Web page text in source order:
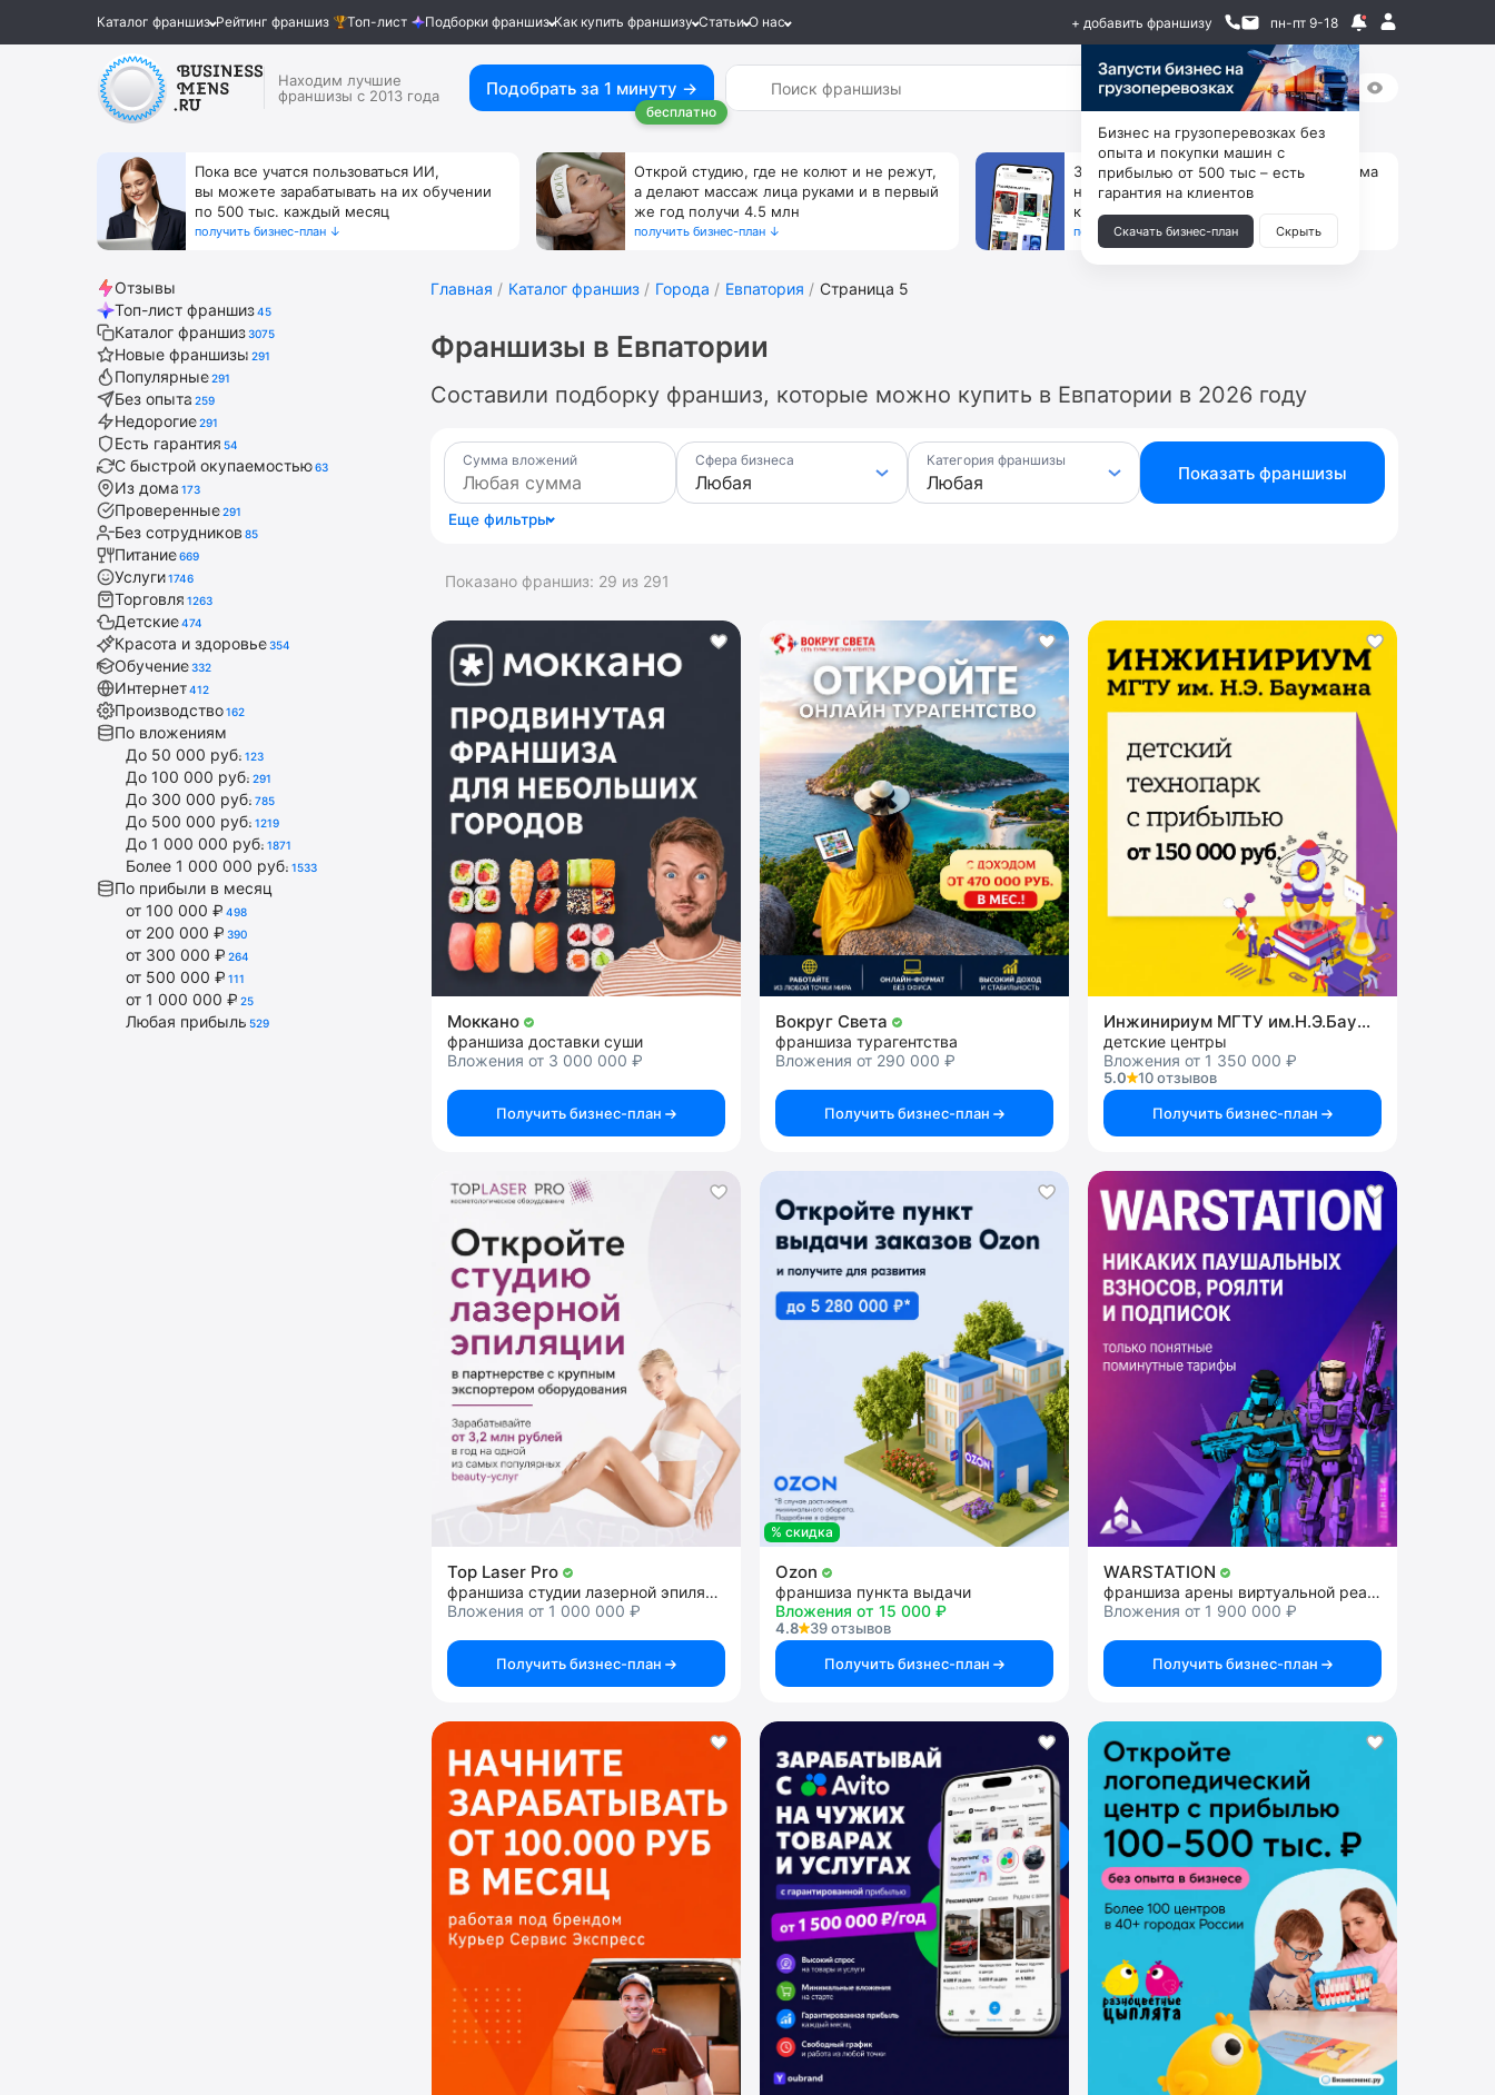
Каталог франшиз Рейтинг франшиз Топ-лист Подборки франшиз Как купить франшизу Статьи О нас + добавить франшизу пн-пт 9-18
Находим лучшие
франшизы с 2013 года
Подобрать за 1 минуту →
бесплатно
Пока все учатся пользоваться ИИ,
вы можете зарабатывать на их обучении
по 500 тыс. каждый месяц
получить бизнес-план ↓
Открой студию, где не колют и не режут,
а делают массаж лица руками и в первый
же год получи 4.5 млн
получить бизнес-план ↓
За 90 тыс. открой магазин на Авито, дома
ни коробок, ни товара, ни склада, зато
каждый месяц +125 тыс. чистыми
получить бизнес-план ↓
Отзывы
Топ-лист франшиз45
Каталог франшиз3075
Новые франшизы 291
Популярные291
Без опыта 259
Недорогие291
Есть гарантия 54
С быстрой окупаемостью63
Из дома 173
Проверенные291
Без сотрудников 85
Питание669
Услуги1746
Торговля 1263
Детские474
Красота и здоровье354
Обучение332
Интернет412
Производство162
По вложениям
До 50 000 руб. 123
До 100 000 руб. 291
До 300 000 руб. 785
До 500 000 руб. 1219
До 1 000 000 руб. 1871
Более 1 000 000 руб. 1533
По прибыли в месяц
от 100 000 ₽ 498
от 200 000 ₽ 390
от 300 000 ₽ 264
от 500 000 ₽ 111
от 1 000 000 ₽ 25
Любая прибыль 529
Главная Каталог франшиз Города Евпатория Страница 5
Франшизы в Евпатории
Составили подборку франшиз, которые можно купить в Евпатории в 2026 году
Сумма вложений Сфера бизнеса Категория франшизы
Показать франшизы
Еще фильтры
Показано франшиз: 29 из 291
Моккано
франшиза доставки суши
Вложения от 3 000 000 ₽
Получить бизнес-план
Вокруг Света
франшиза турагентства
Вложения от 290 000 ₽
Получить бизнес-план
Инжинириум МГТУ им.Н.Э.Баумана
детские центры
Вложения от 1 350 000 ₽
5.0
10 отзывов
Получить бизнес-план
Top Laser Pro
франшиза студии лазерной эпиляции
Вложения от 1 000 000 ₽
Получить бизнес-план
% скидка
Ozon
франшиза пункта выдачи
Вложения от 15 000 ₽
4.8
39 отзывов
Получить бизнес-план
WARSTATION
франшиза арены виртуальной реальности
Вложения от 1 900 000 ₽
Получить бизнес-план
Бизнес на грузоперевозках без
опыта и покупки машин с
прибылью от 500 тыс – есть
гарантия на клиентов
Скачать бизнес-план Скрыть